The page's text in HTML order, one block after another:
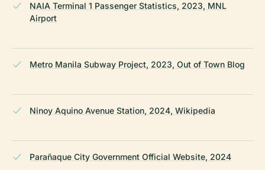
NAIA Terminal 1 Passenger Statistics, 2023, MNL
Airport
Metro Manila Subway Project, 2023, Out of Town Blog
Ninoy Aquino Avenue Station, 2024, Wikipedia
Parañaque City Government Official Website, 2024